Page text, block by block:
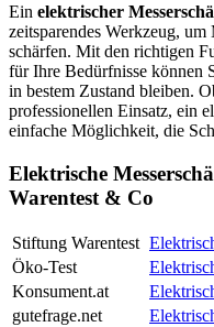
Ein elektrischer
zeitsparendes Werkzeug,
schärfen. Mit den richtigen
für Ihre Bedürfnisse können
in bestem Zustand bleiben.
professionellen Einsatz, ein
einfache Möglichkeit, die
Elektrische
Warentest & Co
Stiftung Warentest
Öko-Test
Konsument.at
gutefrage.net